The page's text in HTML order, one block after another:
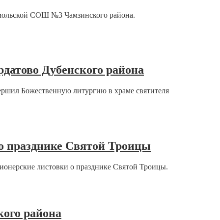
СОШ №3 Чамзинского района.
Дубенского района
Божественную литургию в храме святителя
празднике Святой Троицы
листовки о празднике Святой Троицы.
района